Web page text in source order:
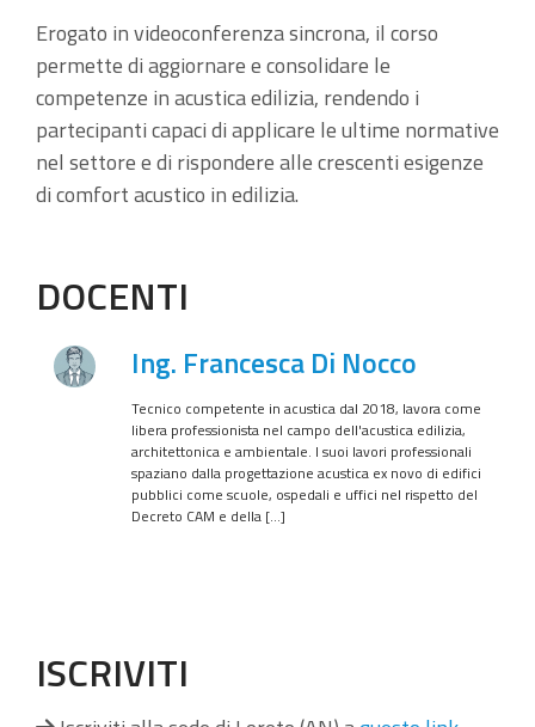
Erogato in videoconferenza sincrona, il corso
permette di aggiornare e consolidare le
competenze in acustica edilizia, rendendo i
partecipanti capaci di applicare le ultime normative
nel settore e di rispondere alle crescenti esigenze
di comfort acustico in edilizia.
DOCENTI
Ing. Francesca Di Nocco
Tecnico competente in acustica dal 2018, lavora come
libera professionista nel campo dell'acustica edilizia,
architettonica e ambientale. I suoi lavori professionali
spaziano dalla progettazione acustica ex novo di edifici
pubblici come scuole, ospedali e uffici nel rispetto del
Decreto CAM e della […]
ISCRIVITI